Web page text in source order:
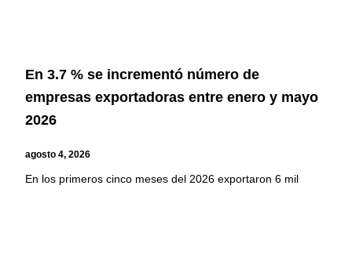
En 3.7 % se incrementó número de
empresas exportadoras entre enero y mayo
2026
agosto 4, 2026
En los primeros cinco meses del 2026 exportaron 6 mil